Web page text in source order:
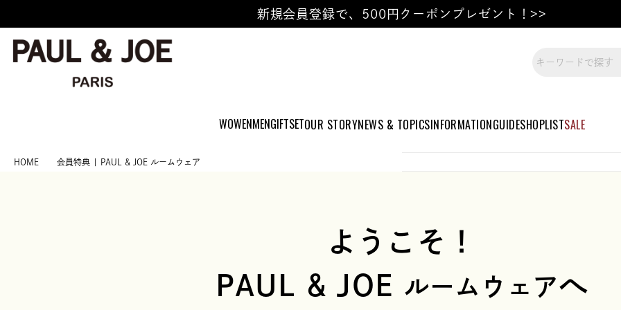
WOWENMENGIFTSETOUR STORYNEWS & TOPICSINFORMATIONGUIDESHOPLISTSALE
新規会員登録で、500円クーポンプレゼント！>>
HOME 会員特典 | PAUL & JOE ルームウェア
ようこそ！
PAUL & JOE ルームウェアへ